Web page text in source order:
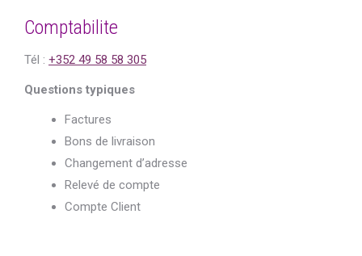
Comptabilite
Tél : +352 49 58 58 305
Questions typiques
Factures
Bons de livraison
Changement d’adresse
Relevé de compte
Compte Client